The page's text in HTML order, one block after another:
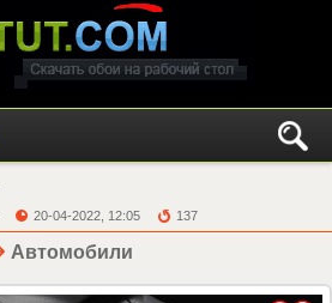
20-04-2022, 12:05 137
Автомобили